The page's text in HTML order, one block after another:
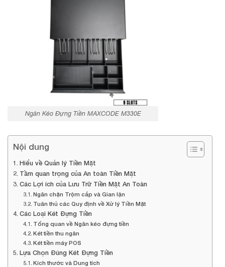
Ngăn Kéo Đựng Tiền MAXCODE M330E
Nội dung
Hiểu về Quản lý Tiền Mặt
Tầm quan trọng của An toàn Tiền Mặt
Các Lợi ích của Lưu Trữ Tiền Mặt An Toàn
Ngăn chặn Trộm cắp và Gian lận
Tuân thủ các Quy định về Xử lý Tiền Mặt
Các Loại Két Đựng Tiền
Tổng quan về Ngăn kéo đựng tiền
Két tiền thu ngân
Két tiền máy POS
Lựa Chọn Đúng Két Đựng Tiền
Kích thước và Dung tích